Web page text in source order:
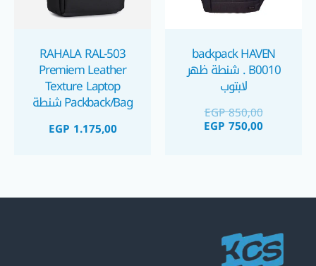
backpack HAVEN
B0010 . شنطة ظهر
لابتوب
EGP850,00
EGP 750,00
RAHALA RAL-503
Premiem Leather
Texture Laptop
Packback/Bag شنطة
بملمس جلد فاخر
EGP 1.175,00